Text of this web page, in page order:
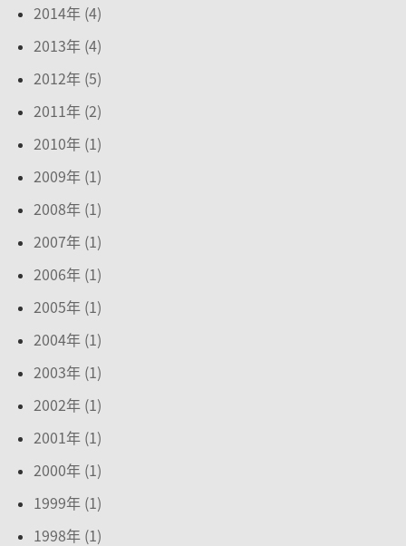
2014年 (4)
2013年 (4)
2012年 (5)
2011年 (2)
2010年 (1)
2009年 (1)
2008年 (1)
2007年 (1)
2006年 (1)
2005年 (1)
2004年 (1)
2003年 (1)
2002年 (1)
2001年 (1)
2000年 (1)
1999年 (1)
1998年 (1)